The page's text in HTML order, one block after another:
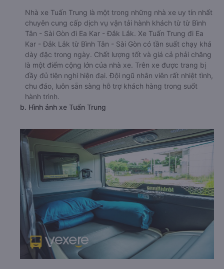
Nhà xe Tuấn Trung là một trong những nhà xe uy tín nhất
chuyên cung cấp dịch vụ vận tải hành khách từ từ Bình
Tân - Sài Gòn đi Ea Kar - Đắk Lắk. Xe Tuấn Trung đi Ea
Kar - Đắk Lắk từ Bình Tân - Sài Gòn có tần suất chạy khá
dày đặc trong ngày. Chất lượng tốt và giá cả phải chăng
là một điểm cộng lớn của nhà xe. Trên xe được trang bị
đầy đủ tiện nghi hiện đại. Đội ngũ nhân viên rất nhiệt tình,
chu đáo, luôn sẵn sàng hỗ trợ khách hàng trong suốt
hành trình.
b. Hình ảnh xe Tuấn Trung